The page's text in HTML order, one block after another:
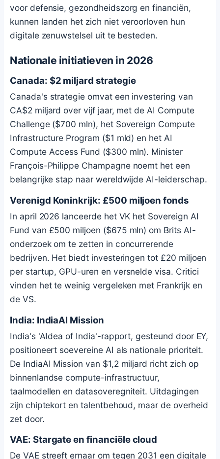
voor defensie, gezondheidszorg en financiën,
kunnen landen het zich niet veroorloven hun
digitale zenuwstelsel uit te besteden.
Nationale initiatieven in 2026
Canada: $2 miljard strategie
Canada's strategie omvat een investering van
CA$2 miljard over vijf jaar, met de AI Compute
Challenge ($700 mln), het Sovereign Compute
Infrastructure Program ($1 mld) en het AI
Compute Access Fund ($300 mln). Minister
François-Philippe Champagne noemt het een
belangrijke stap naar wereldwijde AI-leiderschap.
Verenigd Koninkrijk: £500 miljoen fonds
In april 2026 lanceerde het VK het Sovereign AI
Fund van £500 miljoen ($675 mln) om Brits AI-
onderzoek om te zetten in concurrerende
bedrijven. Het biedt investeringen tot £20 miljoen
per startup, GPU-uren en versnelde visa. Critici
vinden het te weinig vergeleken met Frankrijk en
de VS.
India: IndiaAI Mission
India's 'AIdea of India'-rapport, gesteund door EY,
positioneert soevereine AI als nationale prioriteit.
De IndiaAI Mission van $1,2 miljard richt zich op
binnenlandse compute-infrastructuur,
taalmodellen en datasoveregniteit. Uitdagingen
zijn chiptekort en talentbehoud, maar de overheid
zet door.
VAE: Stargate en financiële cloud
De VAE streeft ernaar om tegen 2031 een digitale